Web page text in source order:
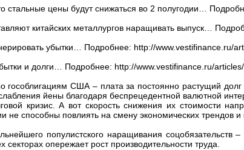
стальные цены будут снижаться во 2 полугодии…
китайских металлургов наращивать выпуск…
убытки… Подробнее: http://www.vestifinance.ru/
и долги… Подробнее: http://www.vestifinance.ru/
гособлигациям США – плата за постоянно растущий
йены благодаря беспрецедентной валютной
кризис. А вот скорость снижения их стоимости
не способны повлиять на смену экономических трендов
популистского наращивания
секторах опережает рост производительности труда.